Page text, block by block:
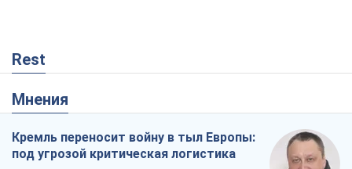
Rest
Мнения
Кремль переносит войну в тыл Европы:
под угрозой критическая логистика